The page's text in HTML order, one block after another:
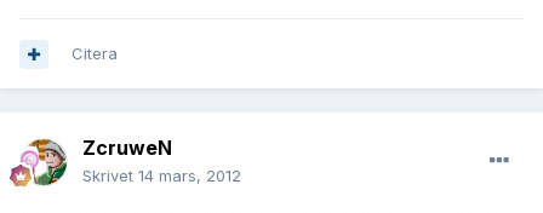
Citera
ZcruweN
Skrivet 14 mars, 2012